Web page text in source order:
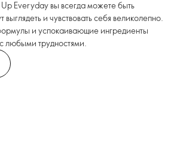
Everyday вы всегда можете быть
и чувствовать себя великолепно.
и успокаивающие ингредиенты
любыми трудностями.